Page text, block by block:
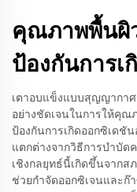
คุณภาพพื้นผิ
ป้องกันการเ
เตาอบแข็งแบบสุญญากาศ
อย่างชัดเจนในการให้คุณ
ป้องกันการเกิดออกซิเดชั
แตกต่างจากวิธีการบำบัด
เชิงกลยุทธ์นี้เกิดขึ้นจาก
ช่วยกำจัดออกซิเจนและก๊